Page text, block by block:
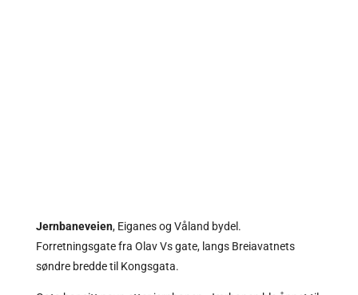
Jernbaneveien, Eiganes og Våland bydel.
Forretningsgate fra Olav Vs gate, langs Breiavatnets
søndre bredde til Kongsgata.